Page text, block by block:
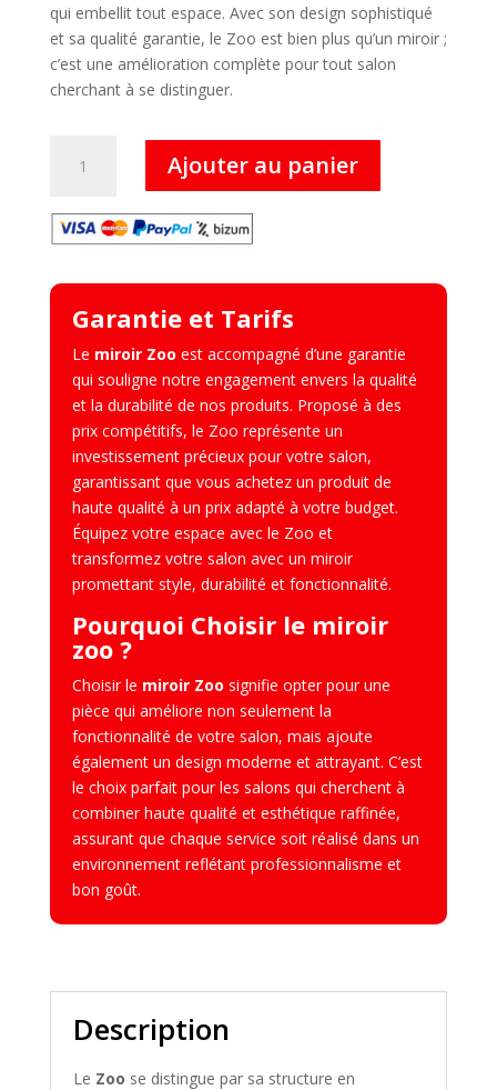
qui embellit tout espace. Avec son design sophistiqué
et sa qualité garantie, le Zoo est bien plus qu’un miroir ;
c’est une amélioration complète pour tout salon
cherchant à se distinguer.
Miroir
Ajouter au panier
Garantie et Tarifs
Le miroir Zoo est accompagné d’une garantie
qui souligne notre engagement envers la qualité
et la durabilité de nos produits. Proposé à des
prix compétitifs, le Zoo représente un
investissement précieux pour votre salon,
garantissant que vous achetez un produit de
haute qualité à un prix adapté à votre budget.
Équipez votre espace avec le Zoo et
transformez votre salon avec un miroir
promettant style, durabilité et fonctionnalité.
Pourquoi Choisir le miroir
zoo ?
Choisir le miroir Zoo signifie opter pour une
pièce qui améliore non seulement la
fonctionnalité de votre salon, mais ajoute
également un design moderne et attrayant. C’est
le choix parfait pour les salons qui cherchent à
combiner haute qualité et esthétique raffinée,
assurant que chaque service soit réalisé dans un
environnement reflétant professionnalisme et
bon goût.
Description
Le Zoo se distingue par sa structure en